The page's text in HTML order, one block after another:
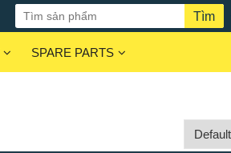
SPARE PARTS